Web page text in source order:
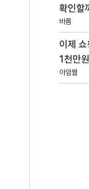
확인할
바름
이제
1천만
아임웹